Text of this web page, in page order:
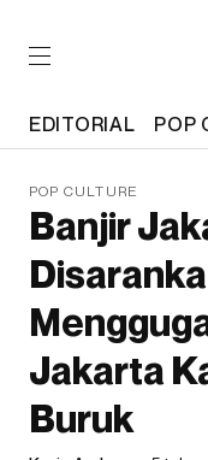
EDITORIAL POP
POP CULTURE
Banjir
Jakarta
Buruk